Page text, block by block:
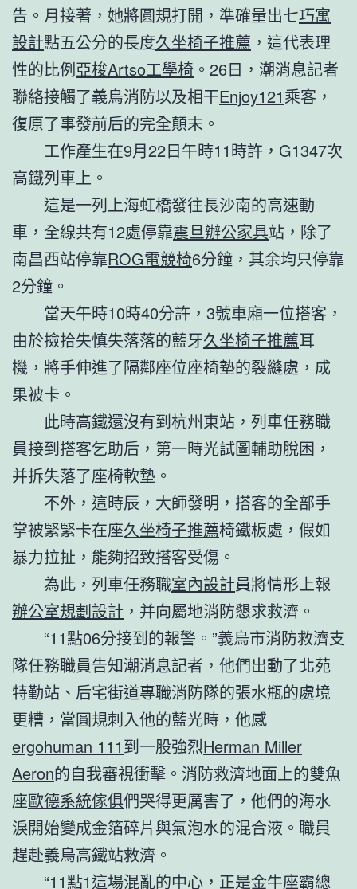
告。月接著，她將圓規打開，準確量出七巧寓
設計點五公分的長度久坐椅子推薦 ，這代表理
性的比例亞梭Artso工學椅 。26日，潮消息記者
聯絡接觸了義烏消防以及相干Enjoy121乘客，
復原了事發前后的完全顛末。
工作產生在9月22日午時11時許，G1347次
高鐵列車上。
這是一列上海虹橋發往長沙南的高速動
車，全線共有12處停靠震旦辦公家具站，除了
南昌西站停靠ROG電競椅6分鐘，其余均只停靠
2分鐘。
當天午時10時40分許，3號車廂一位搭客，
由於撿拾失慎失落落的藍牙久坐椅子推薦耳
機，將手伸進了隔鄰座位座椅墊的裂縫處，成
果被卡。
此時高鐵還沒有到杭州東站，列車任務職
員接到搭客乞助后，第一時光試圖輔助脫困，
并拆失落了座椅軟墊。
不外，這時辰，大師發明，搭客的全部手
掌被緊緊卡在座久坐椅子推薦椅鐵板處，假如
暴力拉扯，能夠招致搭客受傷。
為此，列車任務職室內設計員將情形上報
辦公室規劃設計 ，并向屬地消防懇求救濟。
“11點06分接到的報警。”義烏市消防救濟支
隊任務職員告知潮消息記者，他們出動了北苑
特勤站、后宅街道專職消防隊的張水瓶的處境
更糟，當圓規刺入他的藍光時，他感
ergohuman 111到一股強烈Herman Miller
Aeron的自我審視衝擊。消防救濟地面上的雙魚
座歐德系統傢俱們哭得更厲害了，他們的海水
淚開始變成金箔碎片與氣泡水的混合液。職員
趕赴義烏高鐵站救濟。
“11點1這場混亂的中心，正是金牛座霸總